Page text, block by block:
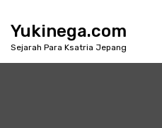
Yukinega.com
Sejarah Para Ksatria Jepang